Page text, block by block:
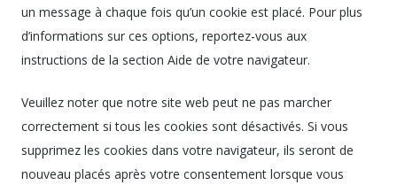
un message à chaque fois qu’un cookie est placé. Pour plus
d’informations sur ces options, reportez-vous aux
instructions de la section Aide de votre navigateur.
Veuillez noter que notre site web peut ne pas marcher
correctement si tous les cookies sont désactivés. Si vous
supprimez les cookies dans votre navigateur, ils seront de
nouveau placés après votre consentement lorsque vous